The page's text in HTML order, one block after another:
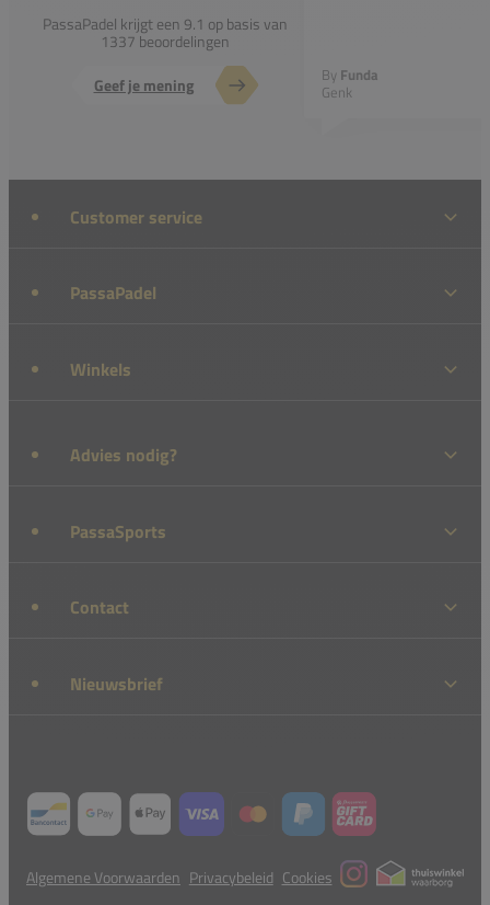
PassaPadel krijgt een 9.1 op basis van
1337 beoordelingen
Geef je mening
By Funda
Genk
Customer service
PassaPadel
Winkels
Advies nodig?
PassaSports
Contact
Nieuwsbrief
Algemene Voorwaarden Privacybeleid Cookies